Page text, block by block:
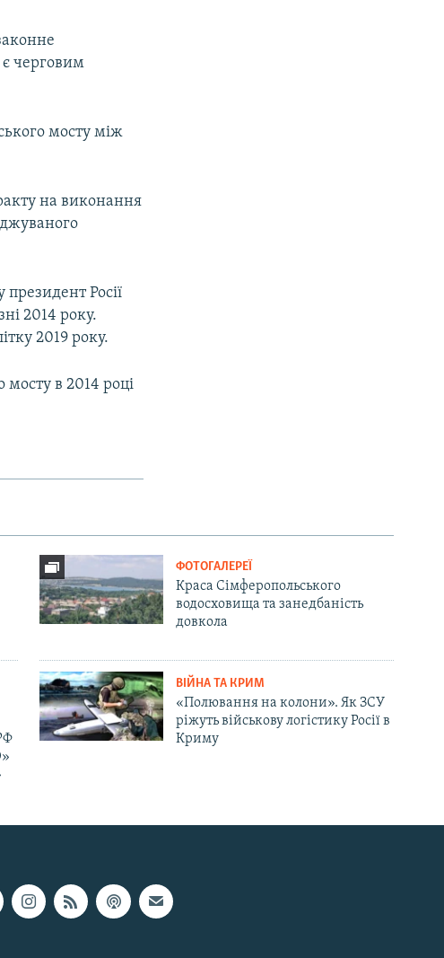
є черговим
мосту між
на виконання
Росії
2014 року.
2019 року.
мосту в 2014 році
ФОТОГАЛЕРЕЇ
Краса Сімферопольського
водосховища та занедбаність
довкола
ВІЙНА ТА КРИМ
«Полювання на колони». Як ЗСУ
ріжуть військову логістику Росії в
Криму